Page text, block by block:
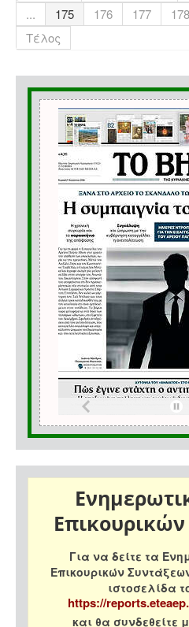
...
175 176 177 178
Τέλος
Για να δείτε τα
Επικουρικών
ιστοσελίδα
https://
και θα συνδεθείτε